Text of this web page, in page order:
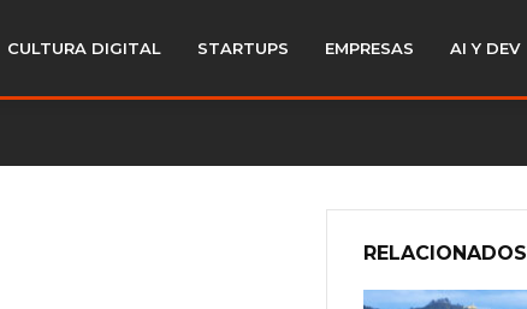
CULTURA DIGITAL STARTUPS EMPRESAS AI Y DEV
RELACIONADOS